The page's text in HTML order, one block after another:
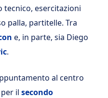
tecnico, esercitazioni
palla, partitelle. Tra
e, in parte, sia Diego
.
al centro
il secondo